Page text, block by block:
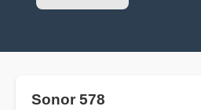
Sonor 578